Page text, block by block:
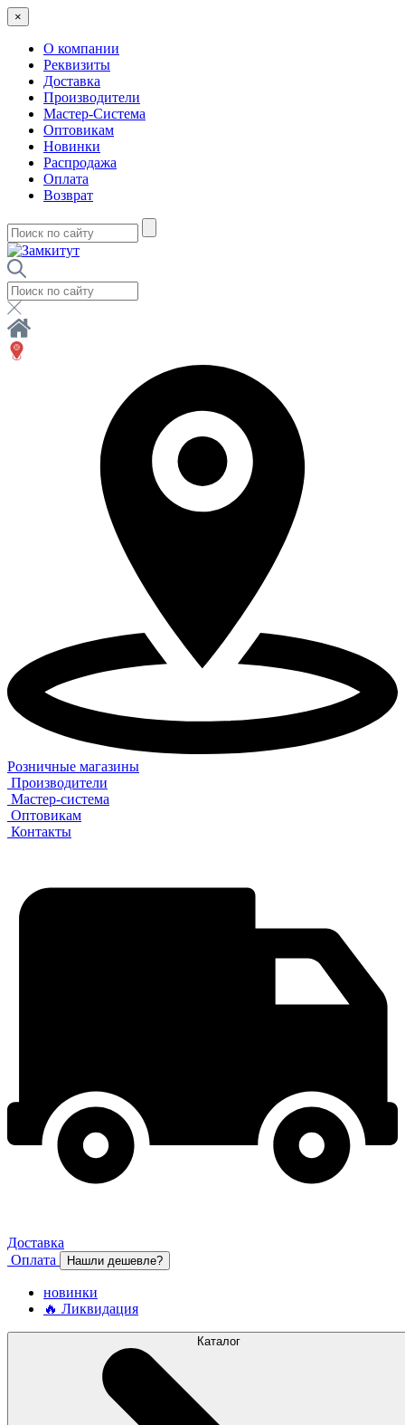
×
О компании
Реквизиты
Доставка
Производители
Мастер-Система
Оптовикам
Новинки
Распродажа
Оплата
Возврат
Розничные магазины
Производители
Мастер-система
Оптовикам
Контакты
Доставка
Оплата
Нашли дешевле?
новинки
🔥 Ликвидация
Каталог